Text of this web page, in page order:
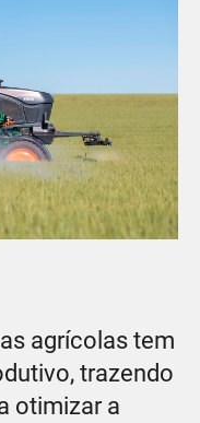
agrícolas tem
trazendo
otimizar a